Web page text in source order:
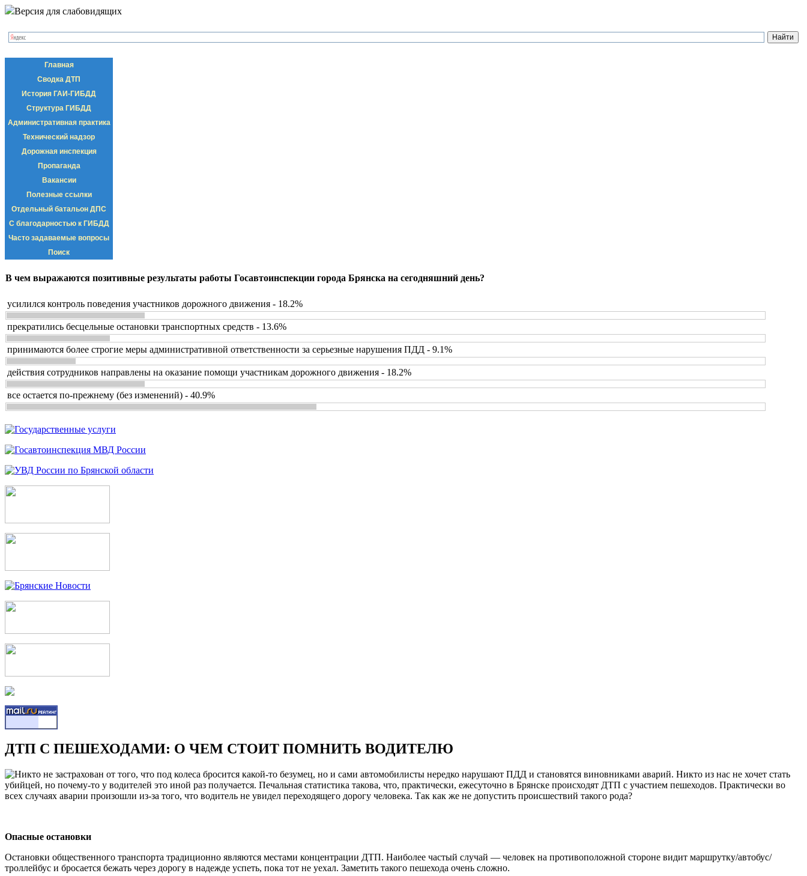
Версия для слабовидящих
Главная
Сводка ДТП
История ГАИ-ГИБДД
Структура ГИБДД
Административная практика
Технический надзор
Дорожная инспекция
Пропаганда
Вакансии
Полезные ссылки
Отдельный батальон ДПС
С благодарностью к ГИБДД
Часто задаваемые вопросы
Поиск
В чем выражаются позитивные результаты работы Госавтоинспекции города Брянска на сегодняшний день?
усилился контроль поведения участников дорожного движения - 18.2%
прекратились бесцельные остановки транспортных средств - 13.6%
принимаются более строгие меры административной ответственности за серьезные нарушения ПДД - 9.1%
действия сотрудников направлены на оказание помощи участникам дорожного движения - 18.2%
все остается по-прежнему (без изменений) - 40.9%
ДТП С ПЕШЕХОДАМИ: О ЧЕМ СТОИТ ПОМНИТЬ ВОДИТЕЛЮ
Никто не застрахован от того, что под колеса бросится какой-то безумец, но и сами автомобилисты нередко нарушают ПДД и становятся виновниками аварий. Никто из нас не хочет стать
убийцей, но почему-то у водителей это иной раз получается. Печальная статистика такова, что, практически, ежесуточно в Брянске происходят ДТП с участием пешеходов. Практически во
всех случаях аварии произошли из-за того, что водитель не увидел переходящего дорогу человека. Так как же не допустить происшествий такого рода?
Опасные остановки
Остановки общественного транспорта традиционно являются местами концентрации ДТП. Наиболее частый случай — человек на противоположной стороне видит маршрутку/автобус/
троллейбус и бросается бежать через дорогу в надежде успеть, пока тот не уехал. Заметить такого пешехода очень сложно.